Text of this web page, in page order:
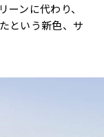
ンに代わり、
という新色、サ